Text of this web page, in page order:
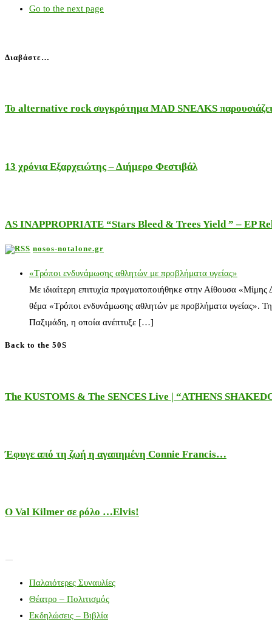
Go to the next page
Διαβάστε…
Το alternative rock συγκρότημα MAD SNEAKS
13 χρόνια Εξαρχειώτης – Διήμερο Φεστιβάλ
AS INAPPROPRIATE “Stars Bleed & Trees Yield ” – EP
nosos-notalone.gr
«Τρόποι ενδυνάμωσης αθλητών με προβλήματα υγείας»
Με ιδιαίτερη επιτυχία πραγματοποιήθηκε στην Αίθουσα
θέμα «Τρόποι ενδυνάμωσης αθλητών με προβλήματα υγείας».
Παξιμάδη, η οποία ανέπτυξε […]
Back to the 50S
The KUSTOMS & The SENCES Live | “ATHENS
Έφυγε από τη ζωή η αγαπημένη Connie Francis…
Ο Val Kilmer σε ρόλο …Elvis!
Παλαιότερες Συναυλίες
Θέατρο – Πολιτισμός
Εκδηλώσεις – Βιβλία